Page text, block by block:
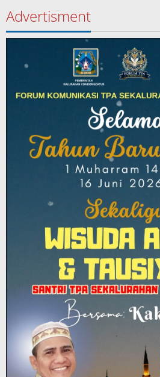
Advertisment